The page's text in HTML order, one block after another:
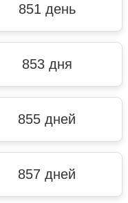
851 день
853 дня
855 дней
857 дней